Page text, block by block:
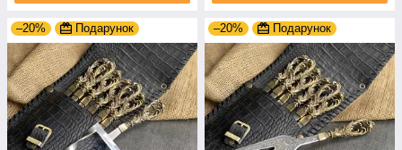
–20% Подарунок –20% Подарунок